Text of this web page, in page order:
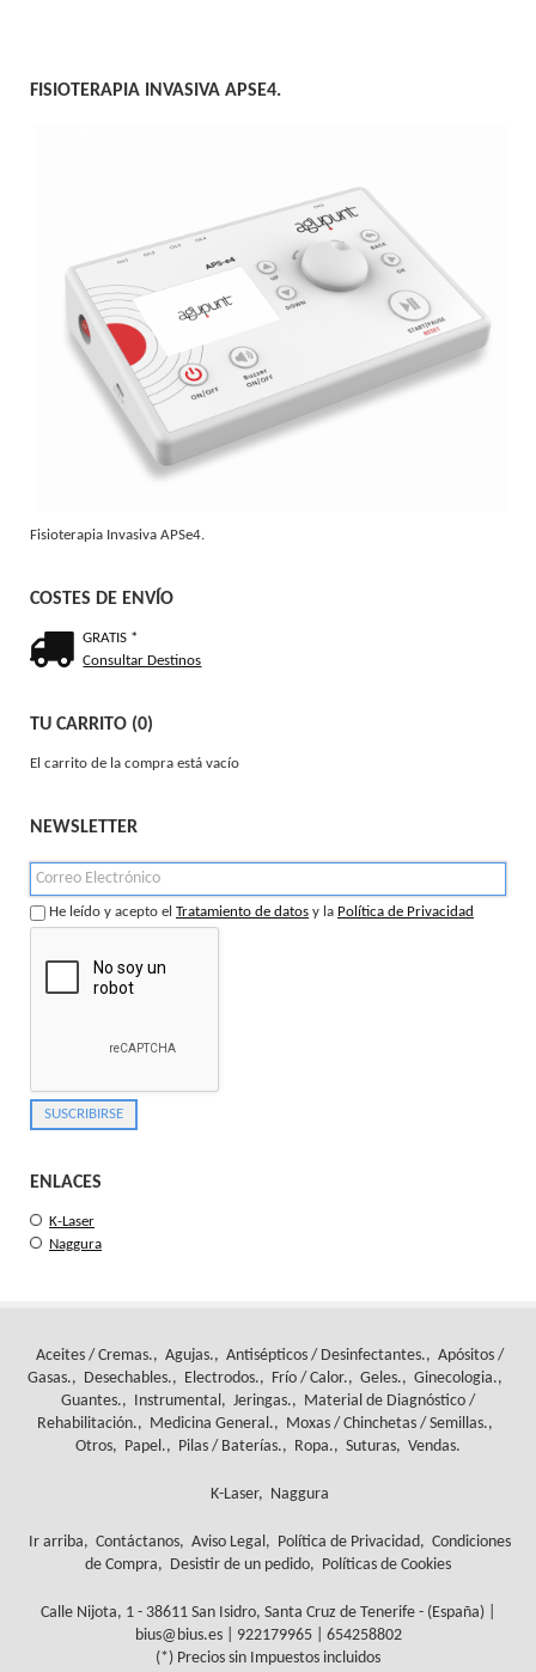
FISIOTERAPIA INVASIVA APSE4.
Fisioterapia Invasiva APSe4.
COSTES DE ENVÍO
GRATIS *
Consultar Destinos
TU CARRITO (0)
El carrito de la compra está vacío
NEWSLETTER
He leído y acepto el Tratamiento de datos y la Política de Privacidad
ENLACES
K-Laser
Naggura
Aceites / Cremas. Agujas. Antisépticos / Desinfectantes.
Apósitos /
Gasas.
Desechables. Electrodos. Frío / Calor. Geles.
Ginecologia.
Guantes.
Instrumental Jeringas.
Material de Diagnóstico /
Rehabilitación.
Medicina General.
Moxas / Chinchetas / Semillas.
Otros
Papel. Pilas / Baterías. Ropa. Suturas Vendas.
K-Laser Naggura
Ir arriba Contáctanos Aviso Legal Política de Privacidad
Condiciones
de Compra
Desistir de un pedido Políticas de Cookies
Calle Nijota, 1 - 38611 San Isidro, Santa Cruz de Tenerife - (España) |
bius@bius.es | 922179965| 654258802
(*) Precios sin Impuestos incluidos